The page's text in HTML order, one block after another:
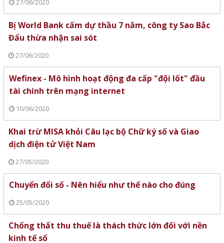
27/06/2020
Bị World Bank cấm dự thầu 7 năm, công ty Sao Bắc
Đẩu thừa nhận sai sót
27/06/2020
Wefinex - Mô hình hoạt động đa cấp "đội lốt" đầu
tài chính trên mạng internet
10/06/2020
Khai trừ MISA khỏi Câu lạc bộ Chữ ký số và Giao
dịch điện tử Việt Nam
27/05/2020
Chuyển đổi số - Nên hiểu như thế nào cho đúng
25/05/2020
Chống thất thu thuế là thách thức lớn đối với nền
kinh tế số